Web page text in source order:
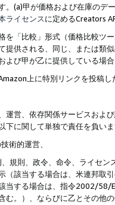
。(a)甲が価格および在庫の
ライセンスに定めるCreators
を「比較」形式（価格比較ツ
提供される、同じ、または類
よび甲が乙に提供している場
上に特別リンクを投稿
運営、依存関係サービスおよ
下に関して単独で責任を負い
術的運営、
規則、政令、命令、ライセ
（該当する場合は、米連邦取
当する場合は、指令2002/58/
む。）、ならびに乙とその他